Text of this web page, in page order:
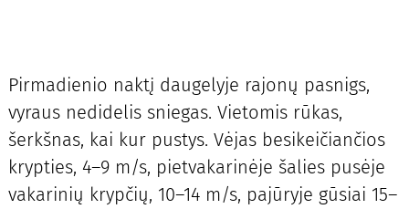
Pirmadienio naktį daugelyje rajonų pasnigs,
vyraus nedidelis sniegas. Vietomis rūkas,
šerkšnas, kai kur pustys. Vėjas besikeičiančios
krypties, 4–9 m/s, pietvakarinėje šalies pusėje
vakarinių krypčių, 10–14 m/s, pajūryje gūsiai 15–